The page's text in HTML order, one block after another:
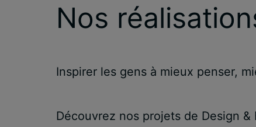
personnes,
des
actualités
informations
Nos
Inspirer les gens à mieux penser,
Découvrez nos projets de Design